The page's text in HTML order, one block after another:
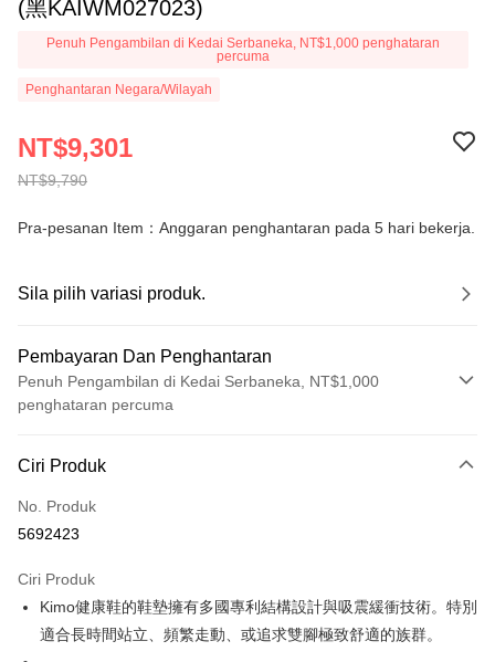
(黑KAIWM027023)
Penuh Pengambilan di Kedai Serbaneka, NT$1,000 penghataran
percuma
Penghantaran Negara/Wilayah
NT$9,790
NT$9,301
Pra-pesanan Item：Anggaran penghantaran pada 5 hari bekerja.
Sila pilih variasi produk.
Pembayaran Dan Penghantaran
Penuh Pengambilan di Kedai Serbaneka, NT$1,000
penghataran percuma
Kad Kredit (Bayaran Penuh)
Ansuran Kad Kredit
Taiwan Cooperative Bank
Hua Nan Commercial
Bank
Chang Hwa Commercial
Bank
LINE Pay
Ciri Produk
No. Produk
5692423
Ciri Produk
Kimo健康鞋的鞋墊擁有多國專利結構設計與吸震緩衝技術。特別
適合長時間站立、頻繁走動、或追求雙腳極致舒適的族群。